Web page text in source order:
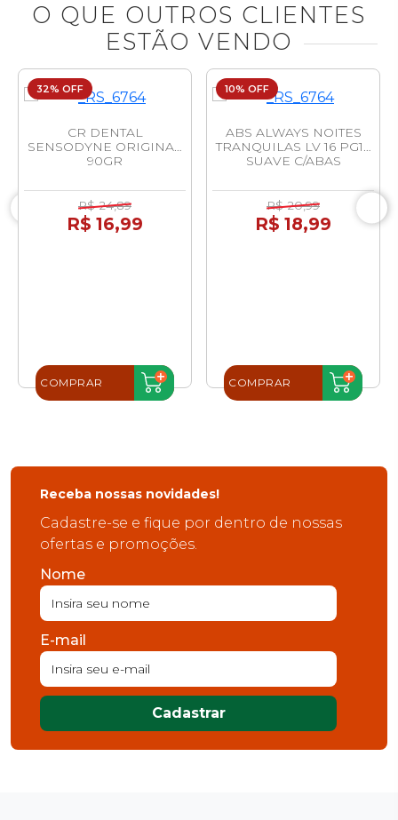
O QUE OUTROS CLIENTES
ESTÃO VENDO
32% OFF
CR DENTAL
SENSODYNE ORIGINAL
90GR
R$ 24,89
R$ 16,99
COMPRAR
10% OFF
ABS ALWAYS NOITES
TRANQUILAS LV 16 PG14
SUAVE C/ABAS
R$ 20,99
R$ 18,99
COMPRAR
Receba nossas novidades!
Cadastre-se e fique por dentro de nossas
ofertas e promoções.
Nome
E-mail
Cadastrar